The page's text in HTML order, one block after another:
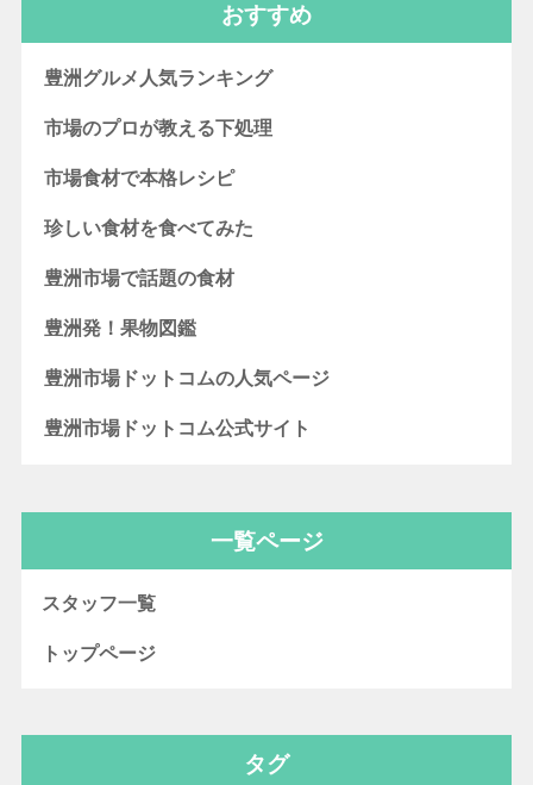
おすすめ
豊洲グルメ人気ランキング
市場のプロが教える下処理
市場食材で本格レシピ
珍しい食材を食べてみた
豊洲市場で話題の食材
豊洲発！果物図鑑
豊洲市場ドットコムの人気ページ
豊洲市場ドットコム公式サイト
一覧ページ
スタッフ一覧
トップページ
タグ